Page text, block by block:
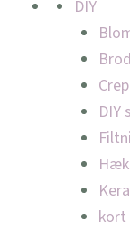
DIY
DIY
kort